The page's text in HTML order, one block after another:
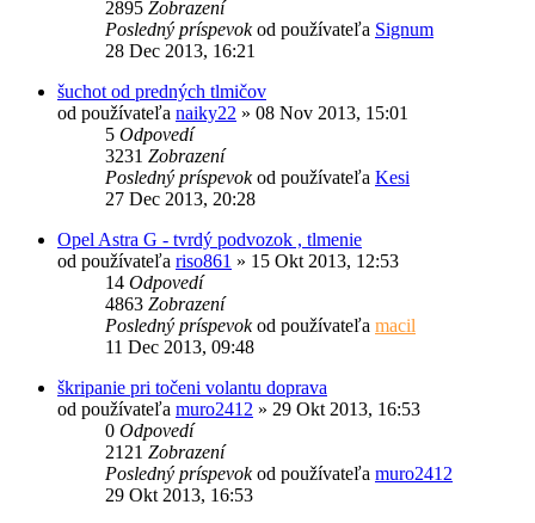
2895 Zobrazení
Posledný príspevokod používateľa Signum
28 Dec 2013, 16:21
šuchot od predných tlmičov
od používateľa naiky22 » 08 Nov 2013, 15:01
5 Odpovedí
3231 Zobrazení
Posledný príspevokod používateľa Kesi
27 Dec 2013, 20:28
Opel Astra G - tvrdý podvozok , tlmenie
od používateľa riso861 » 15 Okt 2013, 12:53
14 Odpovedí
4863 Zobrazení
Posledný príspevokod používateľa macil
11 Dec 2013, 09:48
škripanie pri točeni volantu doprava
od používateľa muro2412 » 29 Okt 2013, 16:53
0 Odpovedí
2121 Zobrazení
Posledný príspevokod používateľa muro2412
29 Okt 2013, 16:53